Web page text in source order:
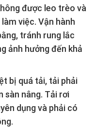
được leo trèo và
việc. Vận hành
tránh rung lắc
ảnh hưởng đến khả
bị quá tải, tải phải
sàn nâng. Tải rơi
dụng và phải có